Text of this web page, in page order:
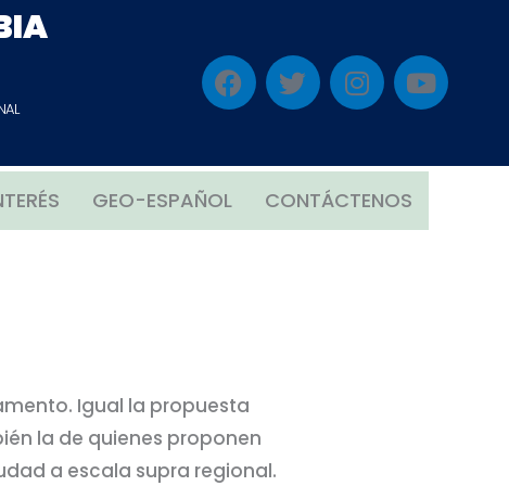
F
a
c
b
o
o
T
w
i
t
e
r
I
n
s
a
g
r
Y
o
u
u
e
GEO-ESPAÑOL CONTÁCTENOS
Igual la propuesta
la de quienes proponen
a escala supra regional.